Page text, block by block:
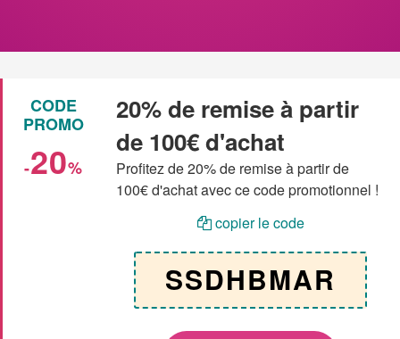
CODE
PROMO
-20%
20% de remise à partir
de 100€ d'achat
Profitez de 20% de remise à partir de
100€ d'achat avec ce code promotionnel !
copier le code
SSDHBMAR